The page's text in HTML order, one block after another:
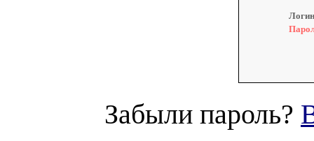
Забыли пароль?